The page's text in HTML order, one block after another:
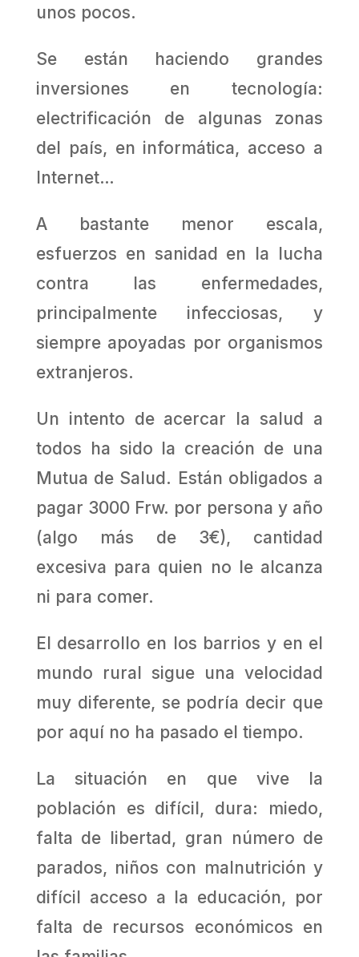
unos pocos.
Se están haciendo grandes
inversiones en tecnología:
electrificación de algunas zo­nas
del país, en informática, acceso a
Internet…
A bastante menor escala,
esfuerzos en sanidad en la lu­cha
contra las enfermedades,
principalmente infecciosas, y
siempre apoyadas por or­ganismos
extranjeros.
Un intento de acercar la salud a
todos ha sido la crea­ción de una
Mutua de Salud. Están obligados a
pagar 3000 Frw. por persona y año
(algo más de 3€), cantidad
excesiva para quien no le alcanza
ni para comer.
El desarrollo en los barrios y en el
mundo rural sigue una velocidad
muy diferente, se podría decir que
por aquí no ha pasado el tiempo.
La situación en que vive la
población es difícil, dura: miedo,
falta de libertad, gran número de
parados, niños con malnutrición y
difícil acceso a la educación, por
falta de recursos económicos en